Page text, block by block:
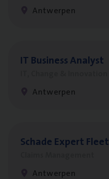
Antwerpen
ITBusi­ness Analyst
Antwerpen
Scha­de Expert Fleet
Antwerpen